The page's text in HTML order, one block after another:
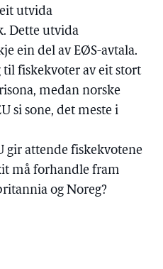
utvida
Dette utvida
ein del av EØS-avtala.
fiskekvoter av eit stort
medan norske
si sone, det meste i
gir attende fiskekvotene
må forhandle fram
og Noreg?